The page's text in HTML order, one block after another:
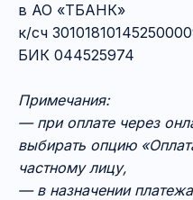
в АО «ТБАНК»
к/сч
БИК 044525974
Примечания:
— при оплате через
выбирать опцию
частному лицу,
— в назначении